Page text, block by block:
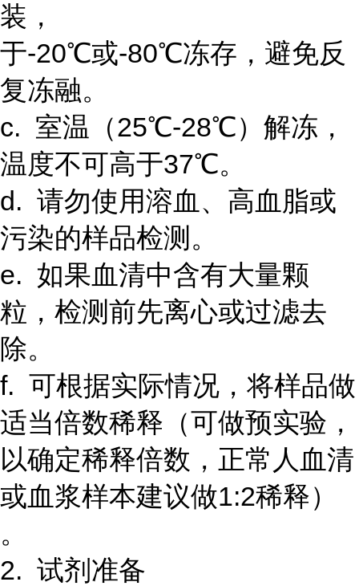
装，
于-20℃或-80℃冻存，避免反
复冻融。
c. 室温（25℃-28℃）解冻，
温度不可高于37℃。
d. 请勿使用溶血、高血脂或
污染的样品检测。
e. 如果血清中含有大量颗
粒，检测前先离心或过滤去
除。
f. 可根据实际情况，将样品做
适当倍数稀释（可做预实验，
以确定稀释倍数，正常人血清
或血浆样本建议做1:2稀释）
。
2. 试剂准备